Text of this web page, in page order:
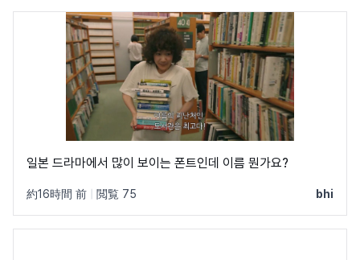
일본 드라마에서 많이 보이는 폰트인데 이름 뭔가요?
約16時間 前 閲覧 75 bhi